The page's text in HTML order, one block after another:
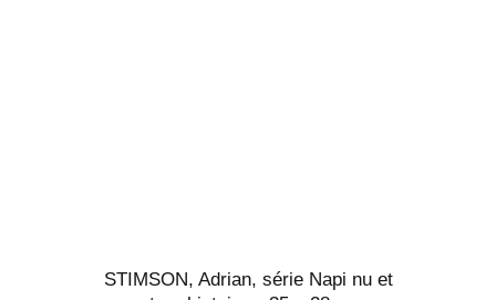
STIMSON, Adrian, série Napi nu et